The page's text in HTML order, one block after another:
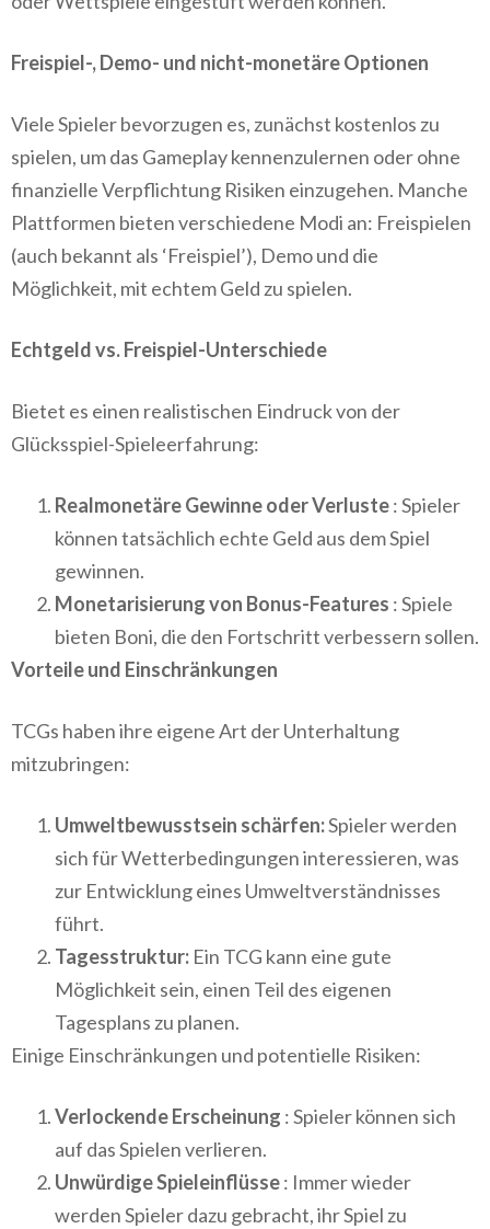
Freispiel-, Demo- und nicht-monetäre Optionen
Viele Spieler bevorzugen es, zunächst kostenlos zu
spielen, um das Gameplay kennenzulernen oder ohne
finanzielle Verpflichtung Risiken einzugehen. Manche
Plattformen bieten verschiedene Modi an: Freispielen
(auch bekannt als ‘Freispiel’), Demo und die
Möglichkeit, mit echtem Geld zu spielen.
Echtgeld vs. Freispiel-Unterschiede
Bietet es einen realistischen Eindruck von der
Glücksspiel-Spieleerfahrung:
Realmonetäre Gewinne oder Verluste: Spieler
können tatsächlich echte Geld aus dem Spiel
gewinnen.
Monetarisierung von Bonus-Features : Spiele
bieten Boni, die den Fortschritt verbessern sollen.
Vorteile und Einschränkungen
TCGs haben ihre eigene Art der Unterhaltung
mitzubringen:
Umweltbewusstsein schärfen:Spieler werden
sich für Wetterbedingungen interessieren, was
zur Entwicklung eines Umweltverständnisses
führt.
Tagesstruktur: Ein TCG kann eine gute
Möglichkeit sein, einen Teil des eigenen
Tagesplans zu planen.
Einige Einschränkungen und potentielle Risiken:
Verlockende Erscheinung : Spieler können sich
auf das Spielen verlieren.
Unwürdige Spieleinflüsse: Immer wieder
werden Spieler dazu gebracht, ihr Spiel zu